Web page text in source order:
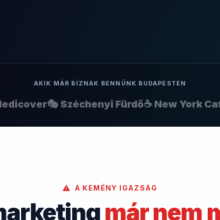
AKIK MÁR BÍZNAK BENNÜNK BUDAPESTEN
🎭 Széchenyi Fürdő☕ New York Café
A KEMÉNY IGAZSÁG
már nem